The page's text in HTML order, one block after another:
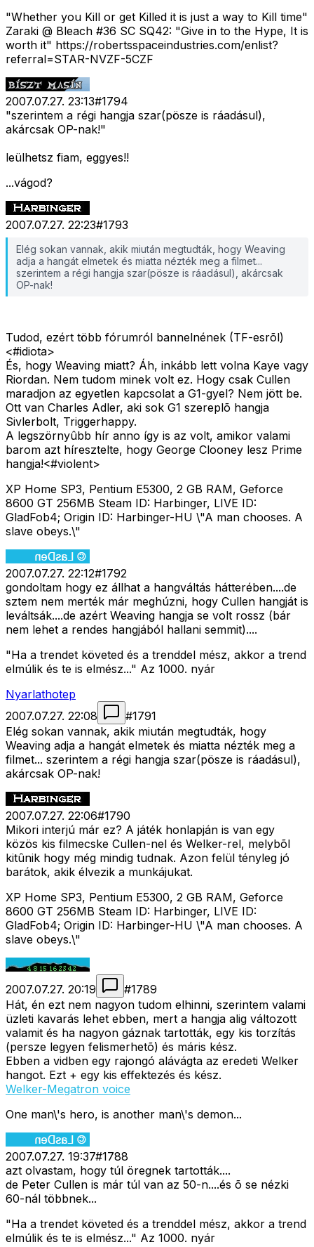
"Whether you Kill or get Killed it is just a way to Kill time"
Zaraki @ Bleach #36 SC SQ42: "Give in to the Hype, It is
worth it" https://robertsspaceindustries.com/enlist?
referral=STAR-NVZF-5CZF
2007.07.27. 23:13#1794
"szerintem a régi hangja szar(pösze is ráadásul),
akárcsak OP-nak!"
leülhetsz fiam, eggyes!!
...vágod?
2007.07.27. 22:23#1793
Elég sokan vannak, akik miután megtudták, hogy Weaving
adja a hangát elmetek és miatta nézték meg a filmet...
szerintem a régi hangja szar(pösze is ráadásul), akárcsak
OP-nak!
Tudod, ezért több fórumról bannelnének (TF-esrõl)
<#idiota>
És, hogy Weaving miatt? Áh, inkább lett volna Kaye vagy
Riordan. Nem tudom minek volt ez. Hogy csak Cullen
maradjon az egyetlen kapcsolat a G1-gyel? Nem jött be.
Ott van Charles Adler, aki sok G1 szereplõ hangja
Sivlerbolt, Triggerhappy.
A legszörnyûbb hír anno így is az volt, amikor valami
barom azt híresztelte, hogy George Clooney lesz Prime
hangja!<#violent>
XP Home SP3, Pentium E5300, 2 GB RAM, Geforce
8600 GT 256MB Steam ID: Harbinger, LIVE ID:
GladFob4; Origin ID: Harbinger-HU \"A man chooses. A
slave obeys.\"
2007.07.27. 22:12#1792
gondoltam hogy ez állhat a hangváltás hátterében....de
sztem nem merték már meghúzni, hogy Cullen hangját is
leváltsák....de azért Weaving hangja se volt rossz (bár
nem lehet a rendes hangjából hallani semmit)....
"Ha a trendet követed és a trenddel mész, akkor a trend
elmúlik és te is elmész..." Az 1000. nyár
Nyarlathotep
2007.07.27. 22:08
#1791
Elég sokan vannak, akik miután megtudták, hogy
Weaving adja a hangát elmetek és miatta nézték meg a
filmet... szerintem a régi hangja szar(pösze is ráadásul),
akárcsak OP-nak!
2007.07.27. 22:06#1790
Mikori interjú már ez? A játék honlapján is van egy
közös kis filmecske Cullen-nel és Welker-rel, melybõl
kitûnik hogy még mindig tudnak. Azon felül tényleg jó
barátok, akik élvezik a munkájukat.
XP Home SP3, Pentium E5300, 2 GB RAM, Geforce
8600 GT 256MB Steam ID: Harbinger, LIVE ID:
GladFob4; Origin ID: Harbinger-HU \"A man chooses. A
slave obeys.\"
2007.07.27. 20:19 #1789
Hát, én ezt nem nagyon tudom elhinni, szerintem valami
üzleti kavarás lehet ebben, mert a hangja alig változott
valamit és ha nagyon gáznak tartották, egy kis torzítás
(persze legyen felismerhetõ) és máris kész.
Ebben a vidben egy rajongó alávágta az eredeti Welker
hangot. Ezt + egy kis effektezés és kész.
Welker-Megatron voice
One man\'s hero, is another man\'s demon...
2007.07.27. 19:37#1788
azt olvastam, hogy túl öregnek tartották....
de Peter Cullen is már túl van az 50-n....és õ se nézki
60-nál többnek...
"Ha a trendet követed és a trenddel mész, akkor a trend
elmúlik és te is elmész..." Az 1000. nyár